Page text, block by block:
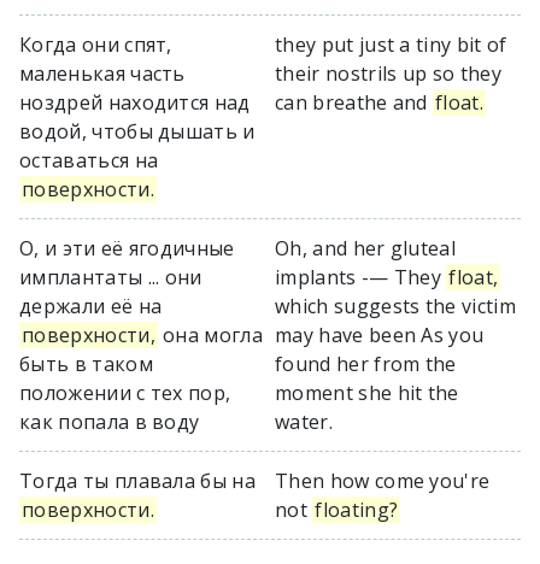
Когда они спят,
маленькая часть
ноздрей находится над
водой, чтобы дышать и
оставаться на
поверхности.
they put just a tiny bit of
their nostrils up so they
can breathe and float.
О, и эти её ягодичные
имплантаты ... они
держали её на
поверхности, она могла
быть в таком
положении с тех пор,
как попала в воду
Oh, and her gluteal
implants -— They float,
which suggests the victim
may have been As you
found her from the
moment she hit the
water.
Тогда ты плавала бы на
поверхности.
Then how come you're
not floating?